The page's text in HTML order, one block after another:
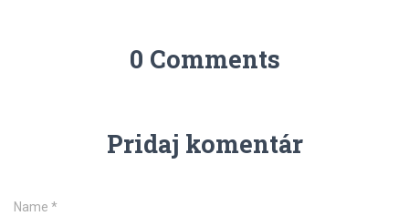
0 Comments
Pridaj komentár
Name *